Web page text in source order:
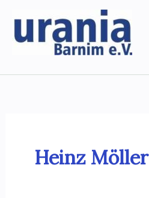
Inhalt
springen
Heinz Möller